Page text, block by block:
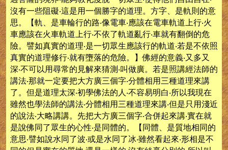
沒有一些阻礙‧這是用一個勝字的道理。方字、是軌則的意
思。【軌、是車輪行的路‧像電車‧應該在電車軌道上行‧火
車應該在火車軌道上行‧不依了軌道亂行‧車就有翻倒的危
險。譬如真實的道理‧是一切眾生應該行的軌道‧若是不依照
真實的道理修行‧就有墮落的危險。】佛經的意義‧又多又
深‧不可以用尋常的見解來猜測‧叫做廣。若是照講經法師的
講法‧那就一定要把大方廣三個字‧分體相用三種道理來講
了。但是道理太深‧初學佛法的人‧不容易明白‧所以我現在
雖然也學法師的講法‧分體相用三種道理來講‧但是只用淺近
的說法‧大略講講。先把大方廣三個字‧合併起來講‧實在就
是說佛同了眾生的心性‧是同體的。【同體、是質地相同的
意思‧譬如說水同了波‧或是水同了冰‧雖然看起來‧形相是不